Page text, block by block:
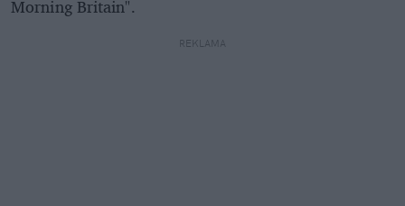
Morning Britain".
REKLAMA